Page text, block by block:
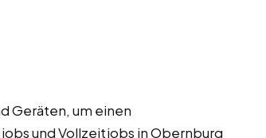
Geräten, um einen
und Vollzeitjobs in Obernburg